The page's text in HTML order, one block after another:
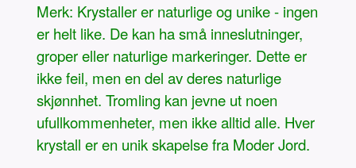
Merk: Krystaller er naturlige og unike - ingen
er helt like. De kan ha små inneslutninger,
groper eller naturlige markeringer. Dette er
ikke feil, men en del av deres naturlige
skjønnhet. Tromling kan jevne ut noen
ufullkommenheter, men ikke alltid alle. Hver
krystall er en unik skapelse fra Moder Jord.